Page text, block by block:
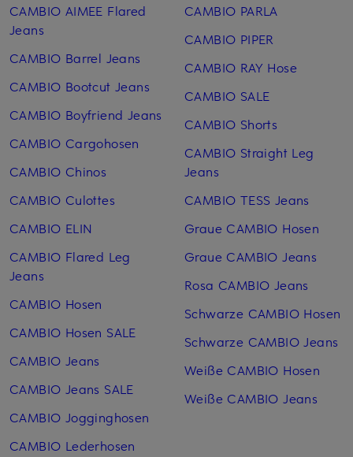
CAMBIO AIMEE Flared
Jeans
CAMBIO Barrel Jeans
CAMBIO Bootcut Jeans
CAMBIO Boyfriend Jeans
CAMBIO Cargohosen
CAMBIO Chinos
CAMBIO Culottes
CAMBIO ELIN
CAMBIO Flared Leg
Jeans
CAMBIO Hosen
CAMBIO Hosen SALE
CAMBIO Jeans
CAMBIO Jeans SALE
CAMBIO Jogginghosen
CAMBIO Lederhosen
CAMBIO PARLA
CAMBIO PIPER
CAMBIO RAY Hose
CAMBIO SALE
CAMBIO Shorts
CAMBIO Straight Leg
Jeans
CAMBIO TESS Jeans
Graue CAMBIO Hosen
Graue CAMBIO Jeans
Rosa CAMBIO Jeans
Schwarze CAMBIO Hosen
Schwarze CAMBIO Jeans
Weiße CAMBIO Hosen
Weiße CAMBIO Jeans